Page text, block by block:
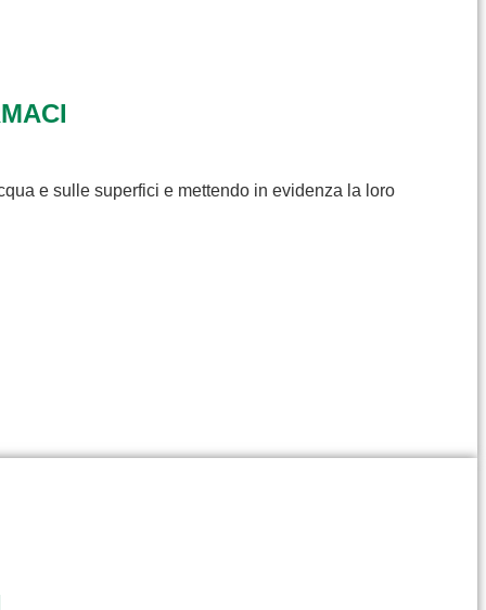
e sulle superfici e mettendo in evidenza la loro